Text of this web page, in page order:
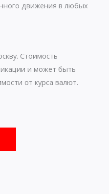
движения в любых
Стоимость
и может быть
от курса валют.